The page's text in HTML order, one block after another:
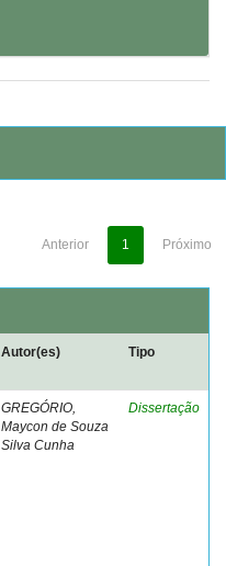
Anterior 1 Próximo
Autor(es) Tipo
GREGÓRIO,
Maycon de Souza
Silva Cunha
Dissertação